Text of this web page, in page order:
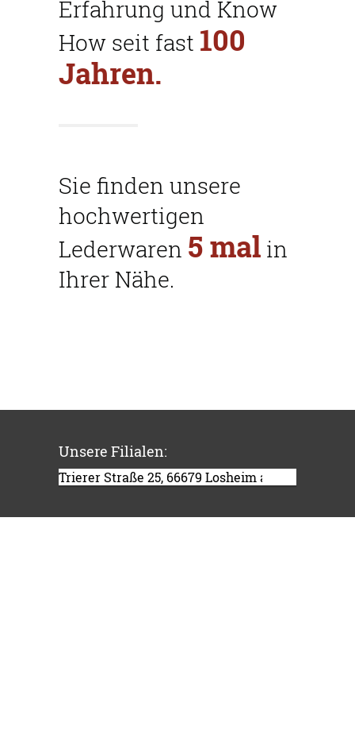
Erfahrung und Know
How seit fast 100
Jahren.
Sie finden unsere
hochwertigen
Lederwaren 5mal in
Ihrer Nähe.
Unsere Filialen: